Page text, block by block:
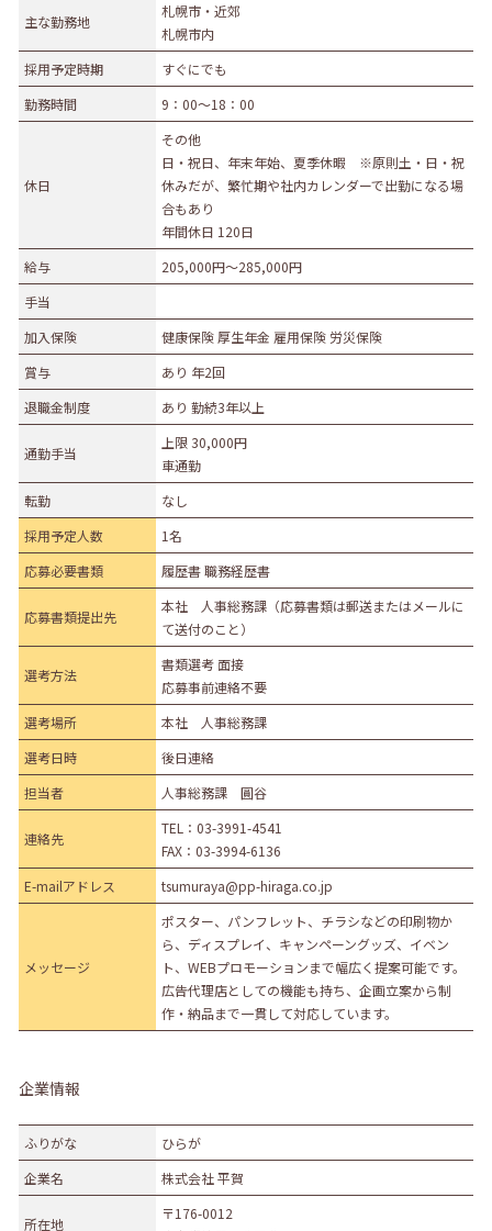
その他サービス
社会福祉・介護事業
その他
募集職種
サービス職 その他
契約 公務員
その他
勤務地
札幌市・近郊 函館市・近郊
旭川市・近郊
釧路市・近郊
帯広市・近郊 北見市・近郊 道外
主な勤務地
札幌市・近郊
札幌市内
採用予定時期
すぐにでも
勤務時間
9：00～18：00
休日
その他
日・祝日、年末年始、夏季休暇 ※原則土・日・祝
休みだが、繁忙期や社内カレンダーで出勤になる場
合もあり
年間休日 120日
給与
205,000円〜285,000円
手当
加入保険
健康保険 厚生年金 雇用保険 労災保険
賞与
あり 年2回
退職金制度
あり 勤続3年以上
通勤手当
上限 30,000円
車通勤
転勤
なし
採用予定人数
1名
応募必要書類
履歴書 職務経歴書
応募書類提出先
本社 人事総務課（応募書類は郵送またはメールに
て送付のこと）
選考方法
書類選考 面接
応募事前連絡不要
選考場所
本社 人事総務課
選考日時
後日連絡
担当者
人事総務課 圓谷
連絡先
TEL： 03-3991-4541
FAX：03-3994-6136
E-mailアドレス
tsumuraya@pp-hiraga.co.jp
メッセージ
ポスター、パンフレット、チラシなどの印刷物か
ら、ディスプレイ、キャンペーングッズ、イベン
ト、WEBプロモーションまで幅広く提案可能です。
広告代理店としての機能も持ち、企画立案から制
作・納品まで一貫して対応しています。
企業情報
ふりがな
ひらが
企業名
株式会社 平賀
所在地
〒176-0012